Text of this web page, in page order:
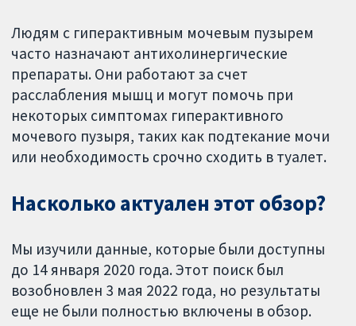
Людям с гиперактивным мочевым пузырем
часто назначают антихолинергические
препараты. Они работают за счет
расслабления мышц и могут помочь при
некоторых симптомах гиперактивного
мочевого пузыря, таких как подтекание мочи
или необходимость срочно сходить в туалет.
Насколько актуален этот обзор?
Мы изучили данные, которые были доступны
до 14 января 2020 года. Этот поиск был
возобновлен 3 мая 2022 года, но результаты
еще не были полностью включены в обзор.